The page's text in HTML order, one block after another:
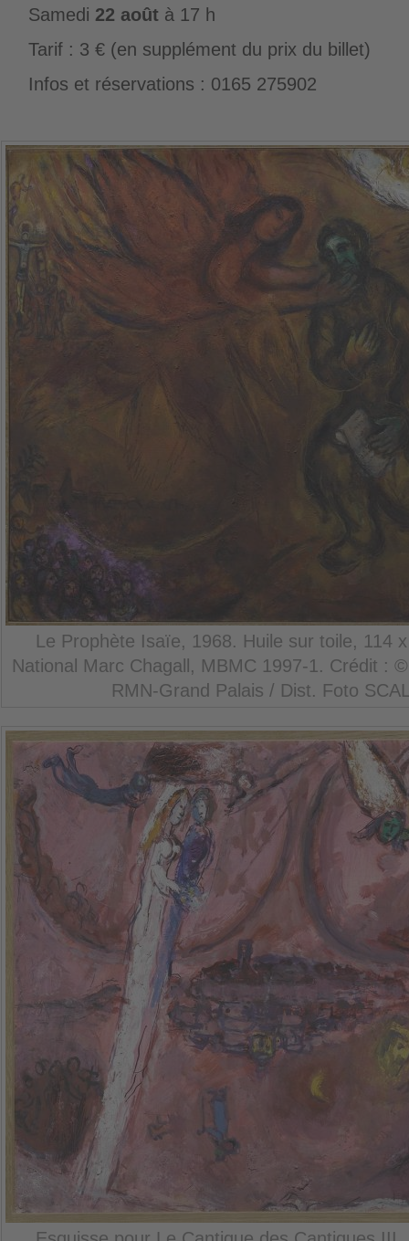
Samedi 22 août à 17 h
Tarif : 3 € (en supplément du prix du billet)
Infos et réservations : 0165 275902
Le Prophète Isaïe, 1968. Huile sur toile, 114
National Marc Chagall, MBMC 1997-1. Crédit :
RMN-Grand Palais / Dist. Foto